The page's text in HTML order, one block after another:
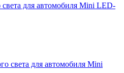
для автомобиля Mini LED-